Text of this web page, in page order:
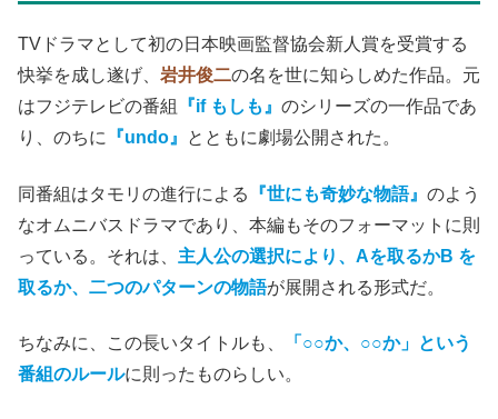
TVドラマとして初の日本映画監督協会新人賞を受賞する
快挙を成し遂げ、 岩井俊二の名を世に知らしめた作品。元
はフジテレビの番組
『if もしも』 のシリーズの一作品であ
り、のちに
『undo』 とともに劇場公開された。
同番組はタモリの進行による 『世にも奇妙な物語』 のよう
なオムニバスドラマであり、本編もそのフォーマットに則
っている。それは、 主人公の選択により、Aを取るかB を
取るか、二つのパターンの物語が展開される形式だ。
ちなみに、この長いタイトルも、 「○○か、○○か」 という
番組のルールに則ったものらしい。